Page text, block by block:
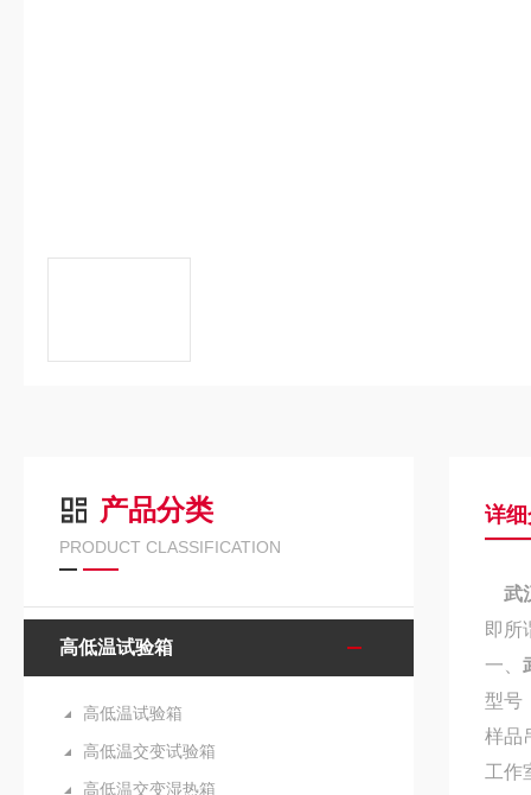
产品分类
PRODUCT CLASSIFICATION
高低温试验箱
高低温试验箱
高低温交变试验箱
高低温交变湿热箱
详
武
即所
一、
型号
样品
工作